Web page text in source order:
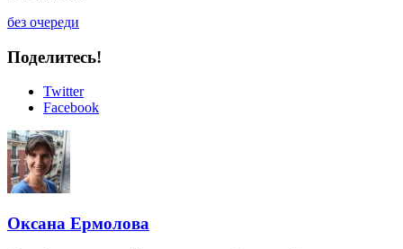
без очереди
Поделитесь!
Twitter
Facebook
Оксана Ермолова